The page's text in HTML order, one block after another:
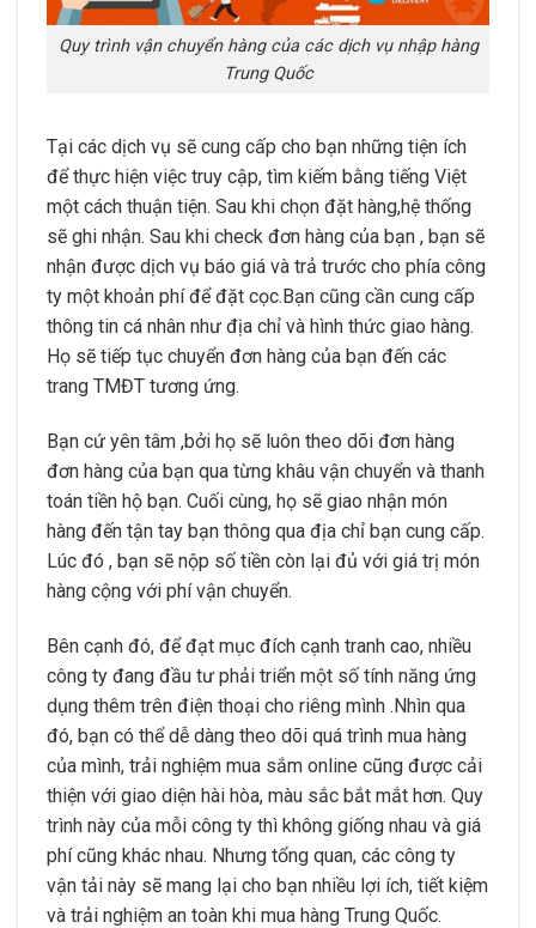
Quy trình vận chuyển hàng của các dịch vụ nhập hàng
Trung Quốc
Tại các dịch vụ sẽ cung cấp cho bạn những tiện ích
để thực hiện việc truy cập, tìm kiếm bằng tiếng Việt
một cách thuận tiện. Sau khi chọn đặt hàng,hệ thống
sẽ ghi nhận. Sau khi check đơn hàng của bạn , bạn sẽ
nhận được dịch vụ báo giá và trả trước cho phía công
ty một khoản phí để đặt cọc.Bạn cũng cần cung cấp
thông tin cá nhân như địa chỉ và hình thức giao hàng.
Họ sẽ tiếp tục chuyển đơn hàng của bạn đến các
trang TMĐT tương ứng.
Bạn cứ yên tâm ,bởi họ sẽ luôn theo dõi đơn hàng
đơn hàng của bạn qua từng khâu vận chuyển và thanh
toán tiền hộ bạn. Cuối cùng, họ sẽ giao nhận món
hàng đến tận tay bạn thông qua địa chỉ bạn cung cấp.
Lúc đó , bạn sẽ nộp số tiền còn lại đủ với giá trị món
hàng cộng với phí vận chuyển.
Bên cạnh đó, để đạt mục đích cạnh tranh cao, nhiều
công ty đang đầu tư phải triển một số tính năng ứng
dụng thêm trên điện thoại cho riêng mình .Nhìn qua
đó, bạn có thể dễ dàng theo dõi quá trình mua hàng
của mình, trải nghiệm mua sắm online cũng được cải
thiện với giao diện hài hòa, màu sắc bắt mắt hơn. Quy
trình này của mỗi công ty thì không giống nhau và giá
phí cũng khác nhau. Nhưng tổng quan, các công ty
vận tải này sẽ mang lại cho bạn nhiều lợi ích, tiết kiệm
và trải nghiệm an toàn khi mua hàng Trung Quốc.